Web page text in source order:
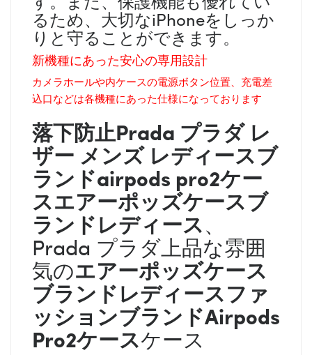
るため、大切なiPhoneをしっか
りと守ることができます。
新機種にあった安心の専用設計
カメラホールや内ケースの電源ボタン位置、充電差
込口などは各機種にあった仕様になっております
落下防止Prada プラダレ
ザー メンズ レディースブ
ランドairpods pro2ケー
スエアーポッズケースブ
ランドレディース、
Prada プラダ上品な雰囲
気のエアーポッズケース
ブランドレディースファ
ッションブランドAirpods
Pro2ケースケース